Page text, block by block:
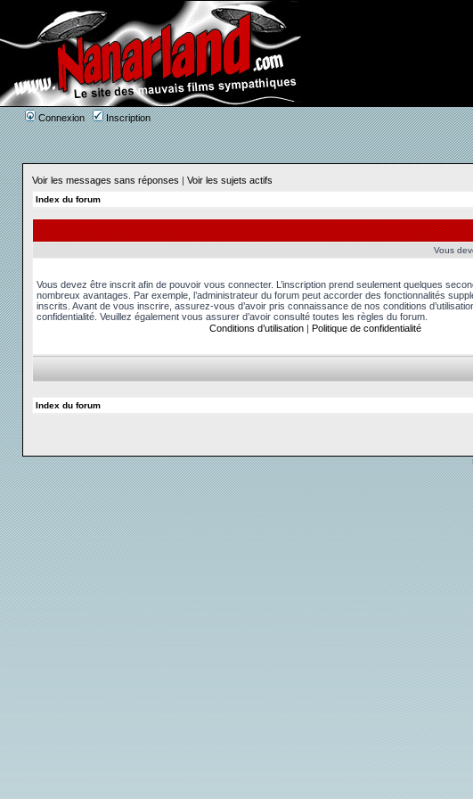
Connexion Inscription
Voir les messages sans réponses | Voir les sujets actifs
Index du forum
Vous
Vous devez être inscrit afin de pouvoir vous connecter. L’inscription prend seulement quelques
nombreux avantages. Par exemple, l’administrateur du forum peut accorder des fonctionnalités
inscrits. Avant de vous inscrire, assurez-vous d’avoir pris connaissance de nos conditions
confidentialité. Veuillez également vous assurer d’avoir consulté toutes les règles du forum.
Conditions d’utilisation| Politique de confidentialité
Index du forum